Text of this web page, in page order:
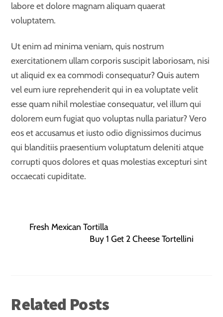
labore et dolore magnam aliquam quaerat
voluptatem.
Ut enim ad minima veniam, quis nostrum
exercitationem ullam corporis suscipit laboriosam, nisi
ut aliquid ex ea commodi consequatur? Quis autem
vel eum iure reprehenderit qui in ea voluptate velit
esse quam nihil molestiae consequatur, vel illum qui
dolorem eum fugiat quo voluptas nulla pariatur? Vero
eos et accusamus et iusto odio dignissimos ducimus
qui blanditiis praesentium voluptatum deleniti atque
corrupti quos dolores et quas molestias excepturi sint
occaecati cupiditate.
Fresh Mexican Tortilla
Buy 1 Get 2 Cheese Tortellini
Related Posts